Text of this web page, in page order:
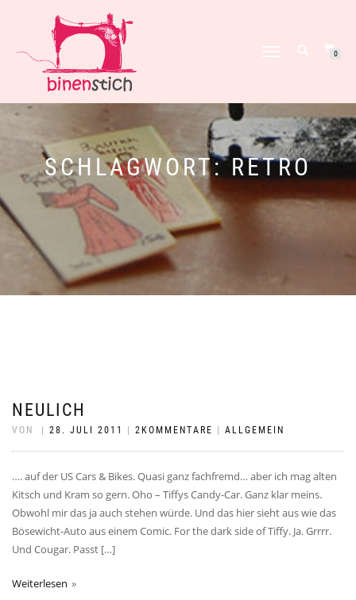
0
SCHLAGWORT: RETRO
NEULICH
VON 28. JULI 2011 2KOMMENTARE ALLGEMEIN
…. auf der US Cars & Bikes. Quasi ganz fachfremd… aber ich mag alten
Kitsch und Kram so gern. Oho – Tiffys Candy-Car. Ganz klar meins.
Obwohl mir das ja auch stehen würde. Und das hier sieht aus wie das
Bösewicht-Auto aus einem Comic. For the dark side of Tiffy. Ja. Grrrr.
Und Cougar. Passt […]
Weiterlesen